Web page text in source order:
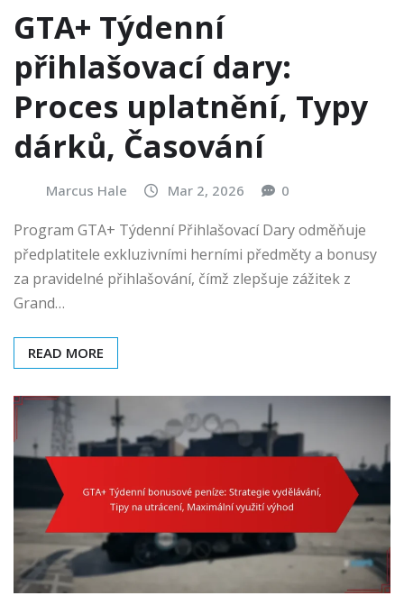
GTA+ Týdenní
přihlašovací dary:
Proces uplatnění, Typy
dárků, Časování
Marcus Hale Mar 2, 2026 0
Program GTA+ Týdenní Přihlašovací Dary odměňuje
předplatitele exkluzivními herními předměty a bonusy
za pravidelné přihlašování, čímž zlepšuje zážitek z
Grand…
READ MORE